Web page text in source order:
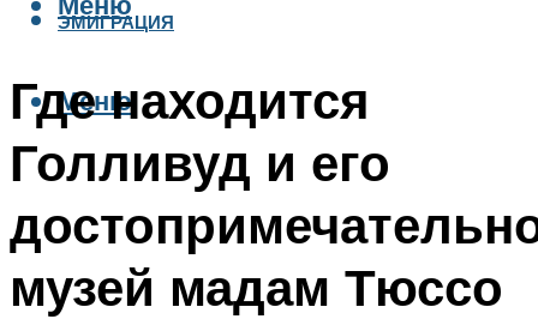
ЭМИГРАЦИЯ
Меню
Где находится
Голливуд и его
музей мадам Тюссо